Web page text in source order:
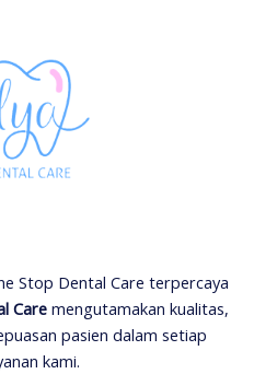
Stop Dental Care terpercaya
Care mengutamakan kualitas,
pasien dalam setiap
kami.